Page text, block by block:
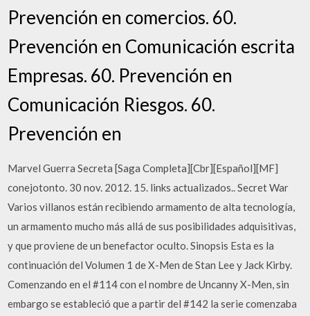
Prevención en comercios. 60.
Prevención en Comunicación escrita
Empresas. 60. Prevención en
Comunicación Riesgos. 60.
Prevención en
Marvel Guerra Secreta [Saga Completa][Cbr][Español][MF]
conejotonto. 30 nov. 2012. 15. links actualizados.. Secret War
Varios villanos están recibiendo armamento de alta tecnología,
un armamento mucho más allá de sus posibilidades adquisitivas,
y que proviene de un benefactor oculto. Sinopsis Esta es la
continuación del Volumen 1 de X-Men de Stan Lee y Jack Kirby.
Comenzando en el #114 con el nombre de Uncanny X-Men, sin
embargo se estableció que a partir del #142 la serie comenzaba